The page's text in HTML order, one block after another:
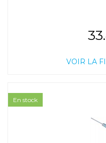
VOIR LA
En stock